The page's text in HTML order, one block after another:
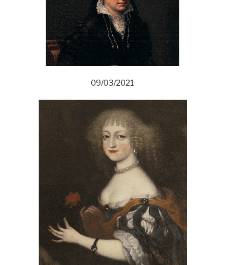
09/03/2021